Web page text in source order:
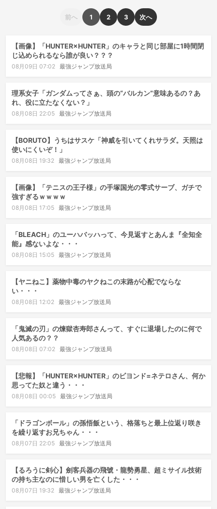
前へ 1 2 3 次へ
【画像】「HUNTER×HUNTER」のキャラと同じ部屋に1時間閉
じ込められるなら誰が良い？？？
08月09日 07:02 最強ジャンプ放送局
理系女子「ガンダムってさぁ、頭の“バルカン”意味あるの？あ
れ、役に立たなくない？」
08月08日 22:05 最強ジャンプ放送局
【BORUTO】うちはサスケ「神威を引いてくれサラダ。天照は
使いにくいぞ！」
08月08日 19:32 最強ジャンプ放送局
【画像】「テニスの王子様」の手塚国光の零式サーブ、ガチで
強すぎるｗｗｗｗ
08月08日 17:05 最強ジャンプ放送局
「BLEACH」のユーハバッハって、今見返すとあんま『全知全
能』感ないよな・・・
08月08日 15:05 最強ジャンプ放送局
【ヤニねこ】薬物中毒のヤクねこの末路が心配でならな
い・・・
08月08日 12:02 最強ジャンプ放送局
「鬼滅の刃」の煉獄杏寿郎さんって、すぐに退場したのに何で
人気あるの？？
08月08日 07:02 最強ジャンプ放送局
【悲報】「HUNTER×HUNTER」のビヨンド=ネテロさん、何か
思ってた奴と違う・・・
08月08日 00:05 最強ジャンプ放送局
「ドラゴンボール」の孫悟飯という、格落ちと最上位返り咲き
を繰り返すお兄ちゃん・・・
08月07日 22:05 最強ジャンプ放送局
【るろうに剣心】劍客兵器の飛號・龍勢勇星、超ミサイル技術
の持ち主なのに惜しい男を亡くした・・・
08月07日 19:32 最強ジャンプ放送局